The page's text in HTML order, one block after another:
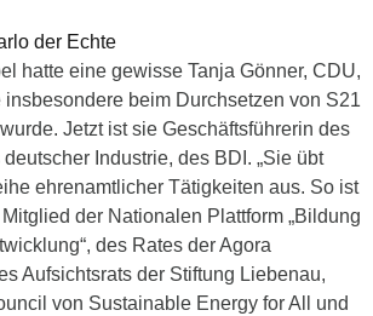
der Echte
hatte eine gewisse Tanja Gönner, CDU,
insbesondere beim Durchsetzen von S21
Jetzt ist sie Geschäftsführerin des
Industrie, des BDI. „Sie übt
ehrenamtlicher Tätigkeiten aus. So ist
der Nationalen Plattform „Bildung
des Rates der Agora
Aufsichtsrats der Stiftung Liebenau,
von Sustainable Energy for All und